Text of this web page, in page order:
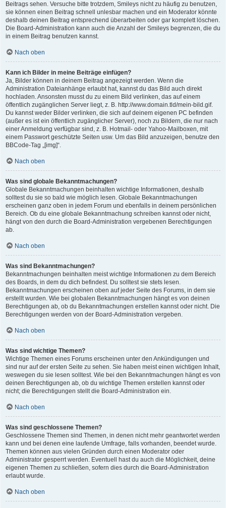
Beitrags sehen. Versuche bitte trotzdem, Smileys nicht zu häufig zu benutzen,
sie können einen Beitrag schnell unlesbar machen und ein Moderator könnte
deshalb deinen Beitrag entsprechend überarbeiten oder gar komplett löschen.
Die Board-Administration kann auch die Anzahl der Smileys begrenzen, die du
in einem Beitrag benutzen kannst.
Nach oben
Kann ich Bilder in meine Beiträge einfügen?
Ja, Bilder können in deinem Beitrag angezeigt werden. Wenn die
Administration Dateianhänge erlaubt hat, kannst du das Bild auch direkt
hochladen. Ansonsten musst du zu einem Bild verlinken, das auf einem
öffentlich zugänglichen Server liegt, z. B. http://www.domain.tld/mein-bild.gif.
Du kannst weder Bilder verlinken, die sich auf deinem eigenen PC befinden
(außer es ist ein öffentlich zugänglicher Server), noch zu Bildern, die nur nach
einer Anmeldung verfügbar sind, z. B. Hotmail- oder Yahoo-Mailboxen, mit
einem Passwort geschützte Seiten usw. Um das Bild anzuzeigen, benutze den
BBCode-Tag „[img]“.
Nach oben
Was sind globale Bekanntmachungen?
Globale Bekanntmachungen beinhalten wichtige Informationen, deshalb
solltest du sie so bald wie möglich lesen. Globale Bekanntmachungen
erscheinen ganz oben in jedem Forum und ebenfalls in deinem persönlichen
Bereich. Ob du eine globale Bekanntmachung schreiben kannst oder nicht,
hängt von den durch die Board-Administration vergebenen Berechtigungen
ab.
Nach oben
Was sind Bekanntmachungen?
Bekanntmachungen beinhalten meist wichtige Informationen zu dem Bereich
des Boards, in dem du dich befindest. Du solltest sie stets lesen.
Bekanntmachungen erscheinen oben auf jeder Seite des Forums, in dem sie
erstellt wurden. Wie bei globalen Bekanntmachungen hängt es von deinen
Berechtigungen ab, ob du Bekanntmachungen erstellen kannst oder nicht. Die
Berechtigungen werden von der Board-Administration vergeben.
Nach oben
Was sind wichtige Themen?
Wichtige Themen eines Forums erscheinen unter den Ankündigungen und
sind nur auf der ersten Seite zu sehen. Sie haben meist einen wichtigen Inhalt,
weswegen du sie lesen solltest. Wie bei den Bekanntmachungen hängt es von
deinen Berechtigungen ab, ob du wichtige Themen erstellen kannst oder
nicht; die Berechtigungen stellt die Board-Administration ein.
Nach oben
Was sind geschlossene Themen?
Geschlossene Themen sind Themen, in denen nicht mehr geantwortet werden
kann und bei denen eine laufende Umfrage, falls vorhanden, beendet wurde.
Themen können aus vielen Gründen durch einen Moderator oder
Administrator gesperrt werden. Eventuell hast du auch die Möglichkeit, deine
eigenen Themen zu schließen, sofern dies durch die Board-Administration
erlaubt wurde.
Nach oben